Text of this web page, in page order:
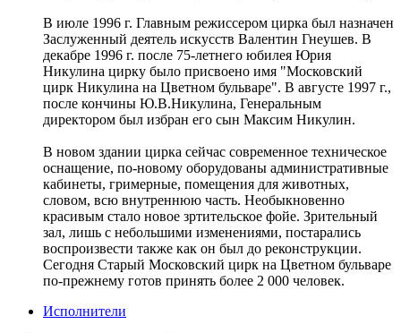
В июле 1996 г. Главным режиссером цирка был назначен
Заслуженный деятель искусств Валентин Гнеушев. В
декабре 1996 г. после 75-летнего юбилея Юрия
Никулина цирку было присвоено имя "Московский
цирк Никулина на Цветном бульваре". В августе 1997 г.,
после кончины Ю.В.Никулина, Генеральным
директором был избран его сын Максим Никулин.
В новом здании цирка сейчас современное техническое
оснащение, по-новому оборудованы административные
кабинеты, гримерные, помещения для животных,
словом, всю внутреннюю часть. Необыкновенно
красивым стало новое зртительское фойе. Зрительный
зал, лишь с небольшими изменениями, постарались
воспроизвести также как он был до реконструкции.
Сегодня Старый Московский цирк на Цветном бульваре
по-прежнему готов принять более 2 000 человек.
Исполнители